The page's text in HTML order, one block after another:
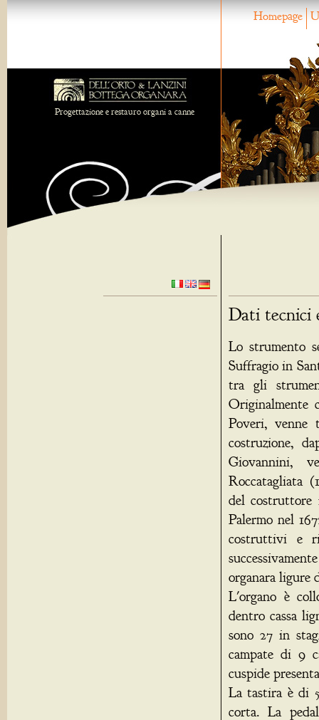
Homepage
Progettazione e restauro organi a canne
Dati tecnici
Lo strumento
Suffragio in
tra gli
Originalmente
Poveri, venne
costruzione,
Giovannini,
Roccatagliata
del costruttore
Palermo nel
costruttivi e
organara ligure
L'organo è
dentro cassa
sono 27 in
campate di 9
cuspide
La tastira è di
corta. La